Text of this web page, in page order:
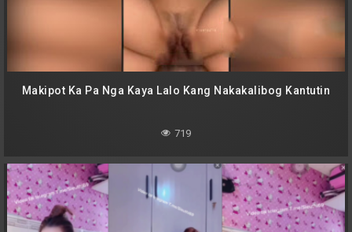
Makipot Ka Pa Nga Kaya Lalo Kang Nakakalibog Kantutin
719